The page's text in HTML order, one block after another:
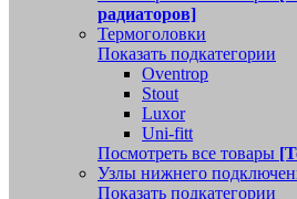
радиаторов]
Термоголовки
Показать подкатегории
Oventrop
Stout
Luxor
Uni-fitt
Посмотреть все товары
Узлы нижнего
Показать подкатегории